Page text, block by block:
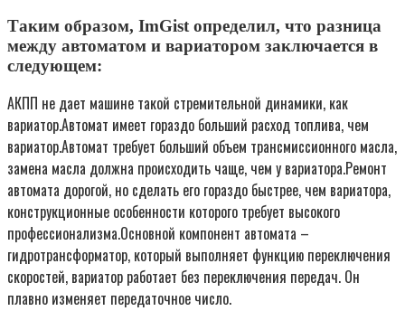
Таким образом, ImGist определил, что разница
между автоматом и вариатором заключается в
следующем:
АКПП не дает машине такой стремительной динамики, как
вариатор.Автомат имеет гораздо больший расход топлива, чем
вариатор.Автомат требует больший объем трансмиссионного масла,
замена масла должна происходить чаще, чем у вариатора.Ремонт
автомата дорогой, но сделать его гораздо быстрее, чем вариатора,
конструкционные особенности которого требует высокого
профессионализма.Основной компонент автомата –
гидротрансформатор, который выполняет функцию переключения
скоростей, вариатор работает без переключения передач. Он
плавно изменяет передаточное число.